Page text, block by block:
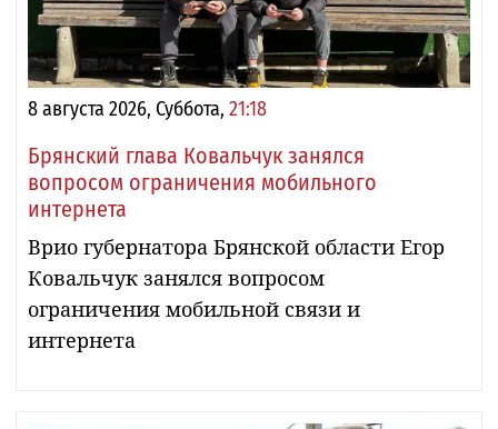
8 августа 2026, Суббота, 21:18
Брянский глава Ковальчук занялся
вопросом ограничения мобильного
интернета
Врио губернатора Брянской области Егор
Ковальчук занялся вопросом
ограничения мобильной связи и
интернета